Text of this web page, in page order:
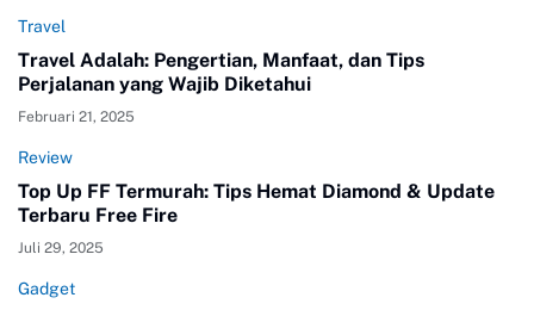
Travel
Travel Adalah: Pengertian, Manfaat, dan Tips
Perjalanan yang Wajib Diketahui
Februari 21, 2025
Review
Top Up FF Termurah: Tips Hemat Diamond & Update
Terbaru Free Fire
Juli 29, 2025
Gadget